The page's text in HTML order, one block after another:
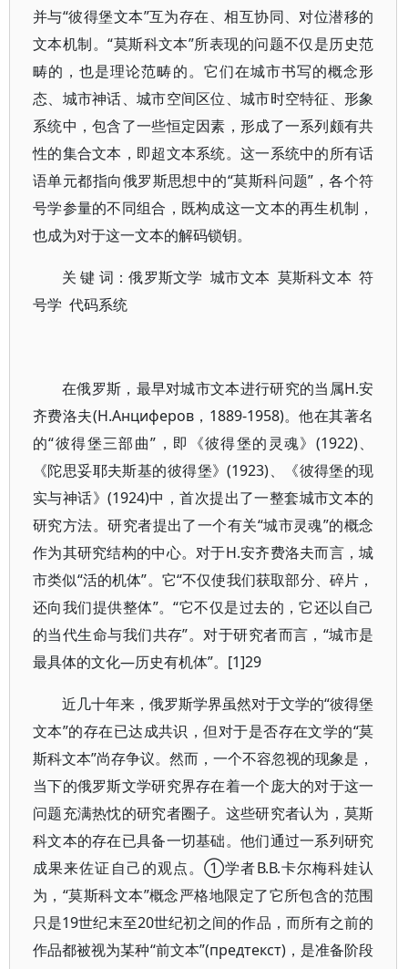
并与“彼得堡文本”互为存在、相互协同、对位潜移的
文本机制。“莫斯科文本”所表现的问题不仅是历史范
畴的，也是理论范畴的。它们在城市书写的概念形
态、城市神话、城市空间区位、城市时空特征、形象
系统中，包含了一些恒定因素，形成了一系列颇有共
性的集合文本，即超文本系统。这一系统中的所有话
语单元都指向俄罗斯思想中的“莫斯科问题”，各个符
号学参量的不同组合，既构成这一文本的再生机制，
也成为对于这一文本的解码锁钥。
关 键 词：俄罗斯文学 城市文本 莫斯科文本 符
号学 代码系统
在俄罗斯，最早对城市文本进行研究的当属Н.安
齐费洛夫(Н.Анциферов，1889-1958)。他在其著名
的“彼得堡三部曲”，即《彼得堡的灵魂》(1922)、
《陀思妥耶夫斯基的彼得堡》(1923)、《彼得堡的现
实与神话》(1924)中，首次提出了一整套城市文本的
研究方法。研究者提出了一个有关“城市灵魂”的概念
作为其研究结构的中心。对于Н.安齐费洛夫而言，城
市类似“活的机体”。它“不仅使我们获取部分、碎片，
还向我们提供整体”。“它不仅是过去的，它还以自己
的当代生命与我们共存”。对于研究者而言，“城市是
最具体的文化—历史有机体”。[1]29
近几十年来，俄罗斯学界虽然对于文学的“彼得堡
文本”的存在已达成共识，但对于是否存在文学的“莫
斯科文本”尚存争议。然而，一个不容忽视的现象是，
当下的俄罗斯文学研究界存在着一个庞大的对于这一
问题充满热忱的研究者圈子。这些研究者认为，莫斯
科文本的存在已具备一切基础。他们通过一系列研究
成果来佐证自己的观点。①学者В.В.卡尔梅科娃认
为，“莫斯科文本”概念严格地限定了它所包含的范围
只是19世纪末至20世纪初之间的作品，而所有之前的
作品都被视为某种“前文本”(предтекст)，是准备阶段